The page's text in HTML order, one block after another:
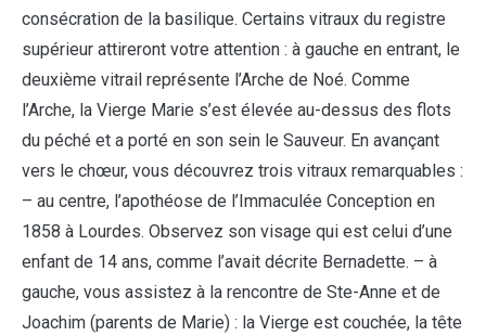
consécration de la basilique. Certains vitraux du registre
supérieur attireront votre attention : à gauche en entrant, le
deuxième vitrail représente l’Arche de Noé. Comme
l’Arche, la Vierge Marie s’est élevée au-dessus des flots
du péché et a porté en son sein le Sauveur. En avançant
vers le chœur, vous découvrez trois vitraux remarquables :
– au centre, l’apothéose de l’Immaculée Conception en
1858 à Lourdes. Observez son visage qui est celui d’une
enfant de 14 ans, comme l’avait décrite Bernadette. – à
gauche, vous assistez à la rencontre de Ste-Anne et de
Joachim (parents de Marie) : la Vierge est couchée, la tête